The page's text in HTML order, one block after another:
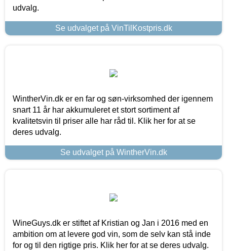
udvalg.
Se udvalget på VinTilKostpris.dk
WintherVin.dk er en far og søn-virksomhed der igennem
snart 11 år har akkumuleret et stort sortiment af
kvalitetsvin til priser alle har råd til. Klik her for at se
deres udvalg.
Se udvalget på WintherVin.dk
WineGuys.dk er stiftet af Kristian og Jan i 2016 med en
ambition om at levere god vin, som de selv kan stå inde
for og til den rigtige pris. Klik her for at se deres udvalg.